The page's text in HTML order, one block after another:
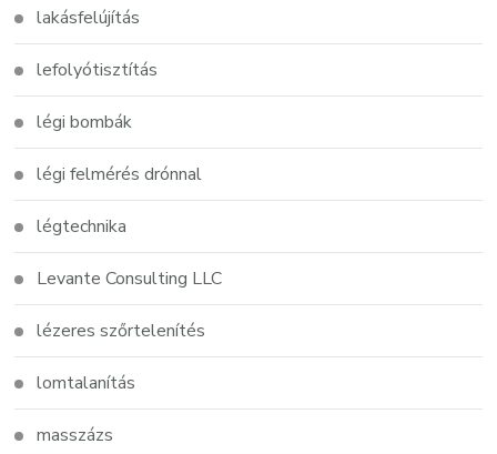
lakásfelújítás
lefolyótisztítás
légi bombák
légi felmérés drónnal
légtechnika
Levante Consulting LLC
lézeres szőrtelenítés
lomtalanítás
masszázs